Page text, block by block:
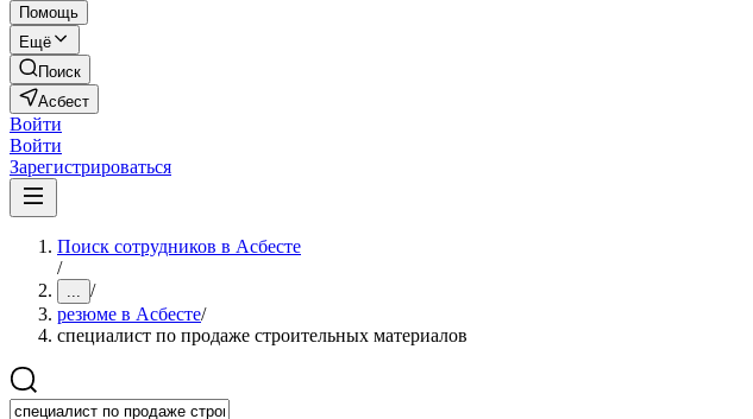
Помощь
Ещё
Поиск
Асбест
Войти
Войти
Зарегистрироваться
Поиск сотрудников в Асбесте
/
... /
резюме в Асбесте/
специалист по продаже строительных материалов